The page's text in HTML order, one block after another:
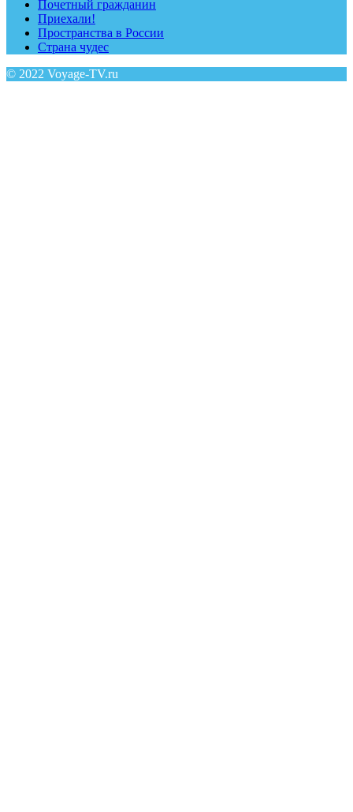
Почетный гражданин
Приехали!
Пространства в России
Страна чудес
© 2022 Voyage-TV.ru